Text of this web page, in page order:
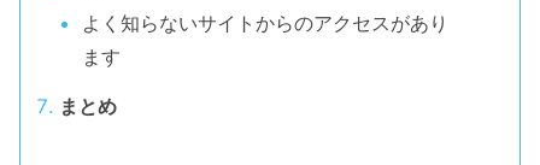
よく知らないサイトからのアクセスがあり
ます
まとめ